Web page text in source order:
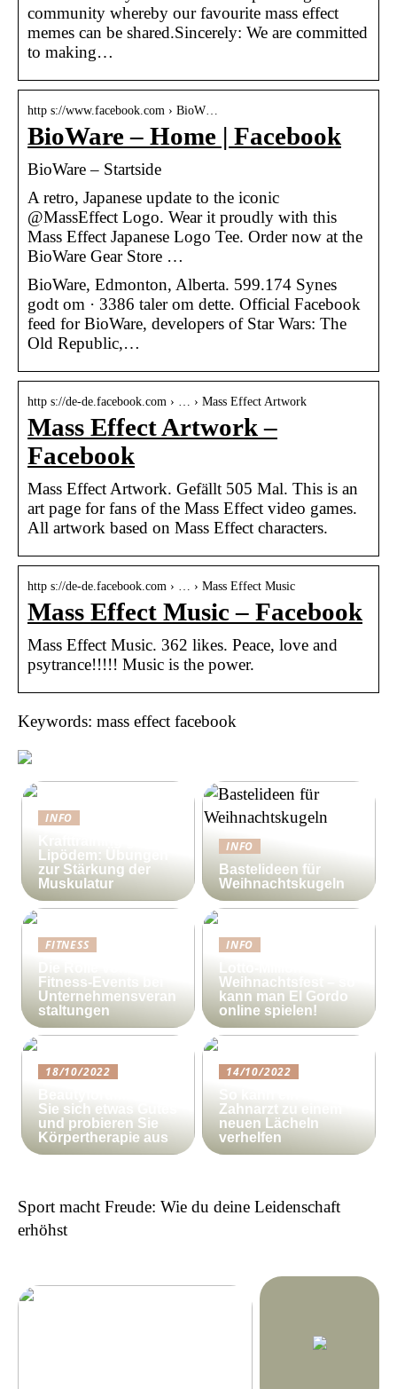
community whereby our favourite mass effect
memes can be shared.Sincerely: We are committed
to making…
http s://www.facebook.com › BioW…
BioWare – Home | Facebook
BioWare – Startside
A retro, Japanese update to the iconic
@MassEffect Logo. Wear it proudly with this
Mass Effect Japanese Logo Tee. Order now at the
BioWare Gear Store …
BioWare, Edmonton, Alberta. 599.174 Synes
godt om · 3386 taler om dette. Official Facebook
feed for BioWare, developers of Star Wars: The
Old Republic,…
http s://de-de.facebook.com › … › Mass Effect Artwork
Mass Effect Artwork –
Facebook
Mass Effect Artwork. Gefällt 505 Mal. This is an
art page for fans of the Mass Effect video games.
All artwork based on Mass Effect characters.
http s://de-de.facebook.com › … › Mass Effect Music
Mass Effect Music – Facebook
Mass Effect Music. 362 likes. Peace, love and
psytrance!!!!! Music is the power.
Keywords: mass effect facebook
INFO
Lipödem: Übungen
zur Stärkung der
Muskulatur
INFO
Bastelideen für
Weihnachtskugeln
FITNESS
Fitness-Events bei
Unternehmensveran
staltungen
INFO
Weihnachtsfest – so
kann man El Gordo
online spielen!
18/10/2022
Sie sich etwas Gutes
und probieren Sie
Körpertherapie aus
14/10/2022
Zahnarzt zu einem
neuen Lächeln
verhelfen
Sport macht Freude: Wie du deine Leidenschaft
erhöhst